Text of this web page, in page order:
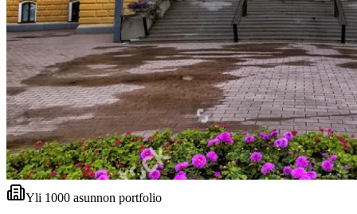
Yli 1000 asunnon portfolio